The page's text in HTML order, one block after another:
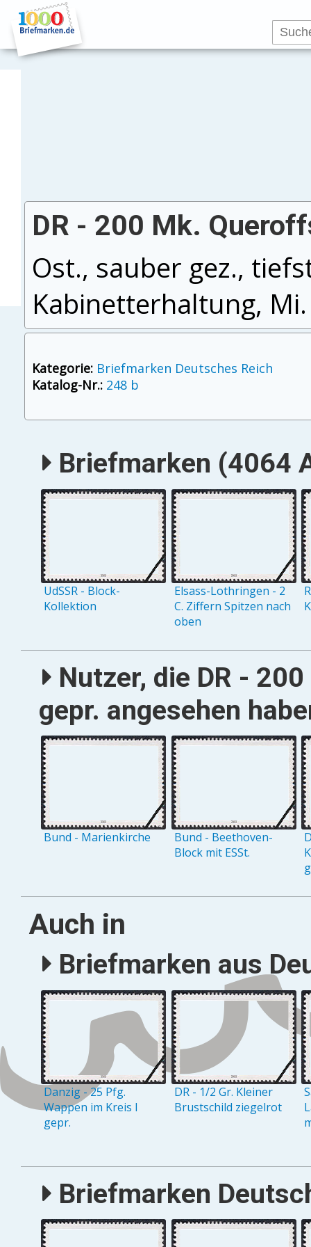
DR - 200 Mk.
Ost., sauber gez.,
Kabinetterhaltung,
Kategorie: Briefmarken Deutsches Reich
Katalog-Nr.: 248 b
Briefmarken (4064
UdSSR - Block-
Kollektion
Elsass-Lothringen - 2
C. Ziffern Spitzen nach
oben
Nutzer, die DR -
gepr. angesehen
Bund - Marienkirche
Bund - Beethoven-
Block mit ESSt.
Auch in
Briefmarken aus
Danzig - 25 Pfg.
Wappen im Kreis I
gepr.
DR - 1/2 Gr. Kleiner
Brustschild ziegelrot
Briefmarken